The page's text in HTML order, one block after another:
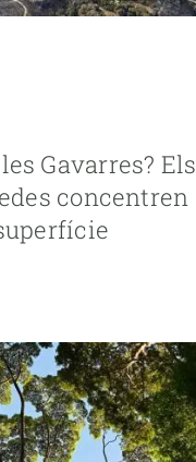
Gavarres? Els
concentren